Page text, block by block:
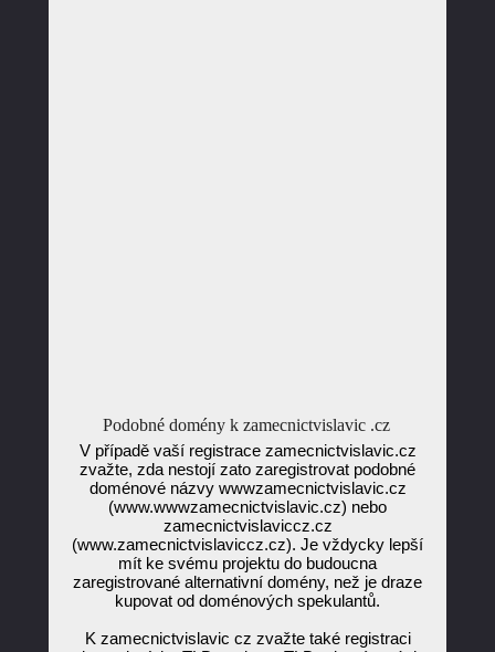
Podobné domény k zamecnictvislavic .cz
V případě vaší registrace zamecnictvislavic.cz
zvažte, zda nestojí zato zaregistrovat podobné
doménové názvy wwwzamecnictvislavic.cz
(www.wwwzamecnictvislavic.cz) nebo
zamecnictvislaviccz.cz
(www.zamecnictvislaviccz.cz). Je vždycky lepší
mít ke svému projektu do budoucna
zaregistrované alternativní domény, než je draze
kupovat od doménových spekulantů.
K zamecnictvislavic cz zvažte také registraci